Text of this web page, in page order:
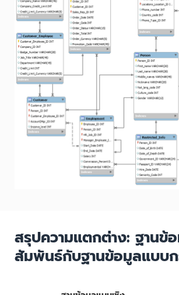
สรุปความแตกต่าง: ฐานข้
สัมพันธ์กับฐานข้อมูลแบบ